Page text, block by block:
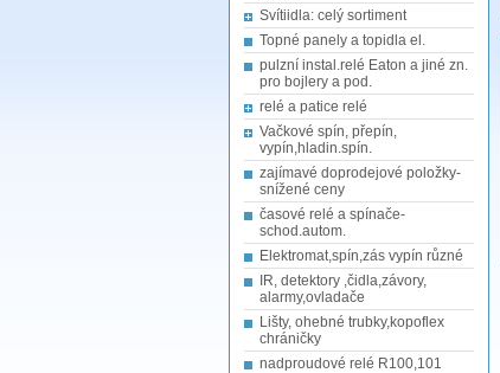
Svítiidla: celý sortiment
Topné panely a topidla el.
pulzní instal.relé Eaton a jiné zn.
pro bojlery a pod.
relé a patice relé
Vačkové spín, přepín,
vypín,hladin.spín.
zajímavé doprodejové položky-
snížené ceny
časové relé a spínače-
schod.autom.
Elektromat,spín,zás vypín různé
IR, detektory ,čidla,závory,
alarmy,ovladače
Lišty, ohebné trubky,kopoflex
chráničky
nadproudové relé R100,101